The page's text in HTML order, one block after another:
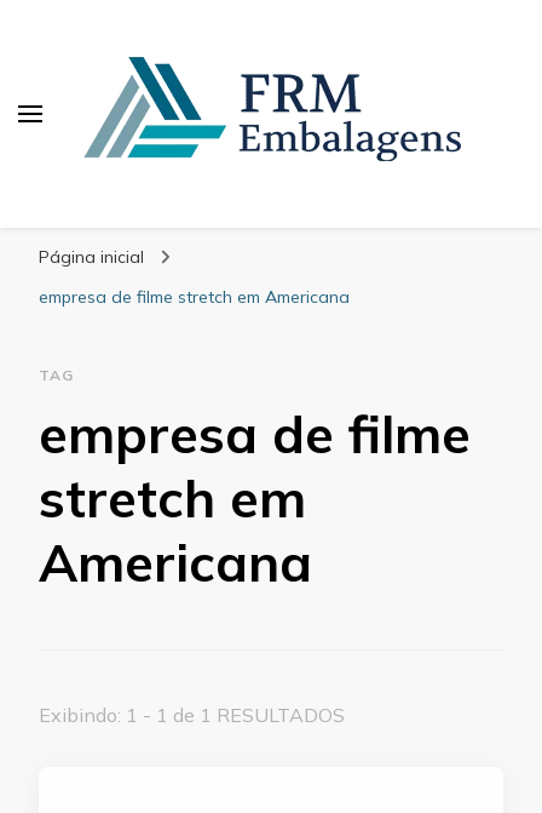
Página inicial
empresa de filme stretch em Americana
TAG
empresa de filme
stretch em
Americana
Exibindo: 1 - 1 de 1 RESULTADOS